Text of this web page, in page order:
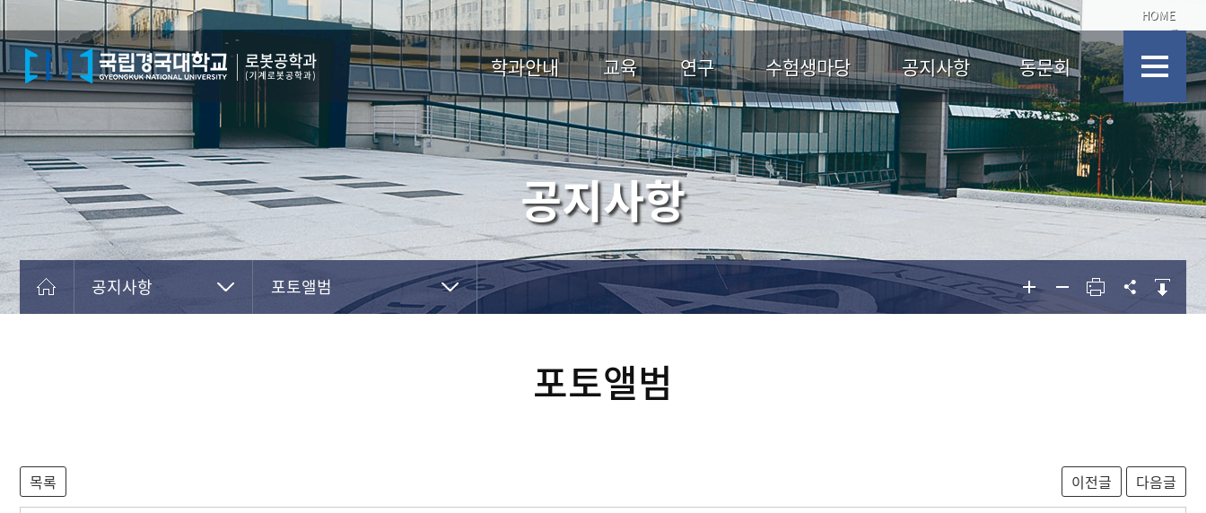
HOME
학과안내
학과소개
학과연혁
학과현황
교수진
학생회소개
과내시설
학과소식
졸업후진로
교육
학과일정
교과과정
연구
연구분야 및 연구실소개
수험생마당
입학안내
장학금제도
수험생 공지
공지사항
학과 공지사항
대학원 공지사항
자료실
취업정보
로봇동아리
학과 유튜브
동문회
동문과의 만남
동문인터뷰
동문게시판 및 링크
동문과의 만남
동문인터뷰
동문게시판 및 링크
공지사항
공지사항 포토앨범
포토앨범